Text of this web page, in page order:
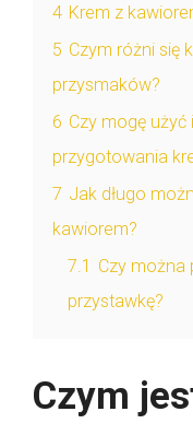
4 Krem z
5 Czym różni się
przysmaków?
6 Czy mogę
przygotowania
7 Jak długo
kawiorem?
7.1 Czy można
przystawkę?
Czym